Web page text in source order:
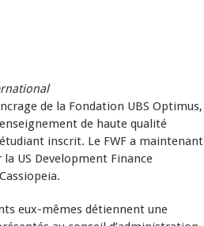
de la Fondation UBS Optimus,
de haute qualité
inscrit. Le FWF a maintenant
US Development Finance
eux-mêmes détiennent une